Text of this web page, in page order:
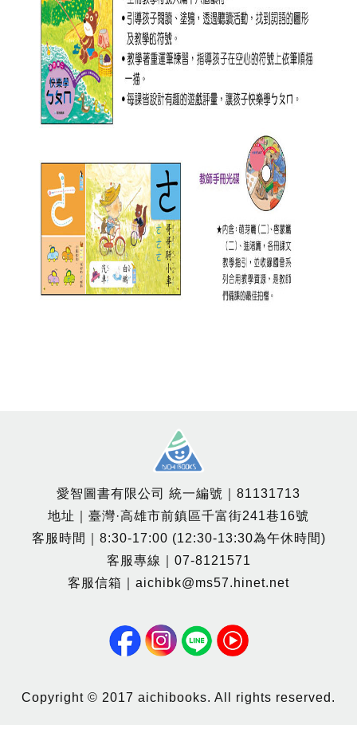
愛智圖書有限公司 統一編號｜81131713
地址｜臺灣·高雄市前鎮區千富街241巷16號
客服時間｜8:30-17:00 (12:30-13:30為午休時間)
客服專線｜07-8121571
客服信箱｜aichibk@ms57.hinet.net
Copyright © 2017 aichibooks. All rights reserved.